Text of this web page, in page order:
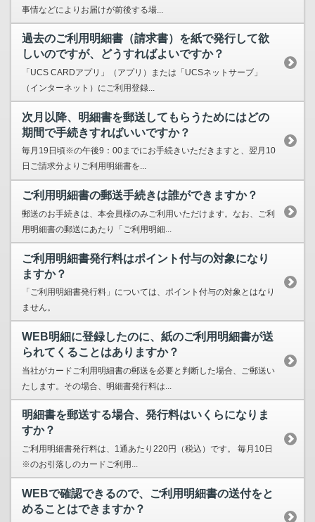
事情などによりお届けが前後する場...
過去のご利用明細書（請求書）を紙で発行して欲
しいのですが、どうすればよいですか？
「UCS CARDアプリ」（アプリ）または「UCSネットサーブ」
（インターネット）にご利用登録...
次月以降、明細書を郵送してもらうためにはどの
期間で手続きすればいいですか？
毎月19日頃※の午後9：00までにお手続きいただきますと、翌月10
日ご請求分よりご利用明細書を...
ご利用明細書の郵送手続きは誰ができますか？
郵送のお手続きは、本会員様のみご利用いただけます。なお、ご利
用明細書の郵送にあたり「ご利用明細...
ご利用明細書発行料はポイント付与の対象になり
ますか？
「ご利用明細書発行料」については、ポイント付与の対象とはなり
ません。
WEB明細に登録したのに、紙のご利用明細書が送
られてくることはありますか？
当社がカードご利用明細書の郵送を必要と判断した場合、ご郵送い
たします。その場合、明細書発行料は...
明細書を郵送する場合、発行料はいくらになりま
すか？
ご利用明細書発行料は、1通あたり220円（税込）です。 毎月10日
※のお引落しのカードご利用...
WEBで確認できるので、ご利用明細書の送付をと
めることはできますか？